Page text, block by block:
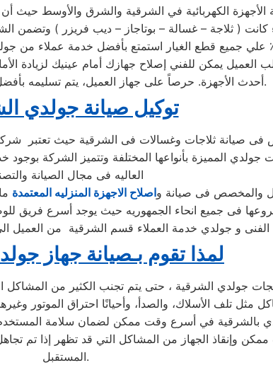
الكهربائية في الشرقية والشرق والأوسط حيث
جولدي في مركز الصيانة الرئيسي وخصم 25٪ علي جميع قطع الغيار
يمكن للفني إصلاح جهازك أمام عينيك لزيادة
أحدث الأجهزة. حرصاً على جهاز العميل، يتم تسليمه بأفضل حالاته لإرضاء العميل العزيز.
توكيل صيانة جولدي
جولدي المميزة بأنواعها المختلفة وتتميز الشركة
العاليه فى مجال الصيانة
والمخصص فى صيانة واصلاح الاجهزة المنزليه المعتمدة
و جولدي خدمة العملاء قسم الشرقية من العميل
لمذا تقوم بـصيانة جهاز
تلف الأسلاك، والصدأ، وأحيانًا احتراق الموتور
وإنقاذ الجهاز من المشاكل التي قد تظهر إذا تم
المستقبل.